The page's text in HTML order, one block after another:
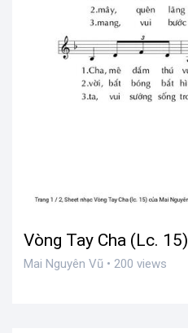
Vòng Tay Cha (Lc. 15)
Mai Nguyên Vũ • 200 views